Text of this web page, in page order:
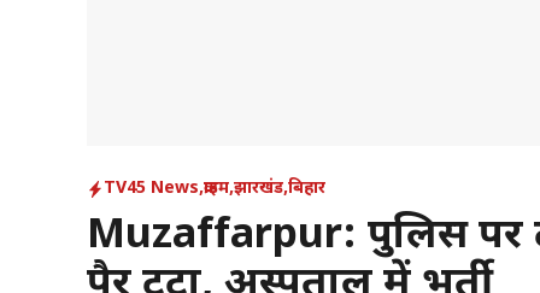
TV45 News,क्राइम,झारखंड,बिहार
Muzaffarpur: पुलिस पर